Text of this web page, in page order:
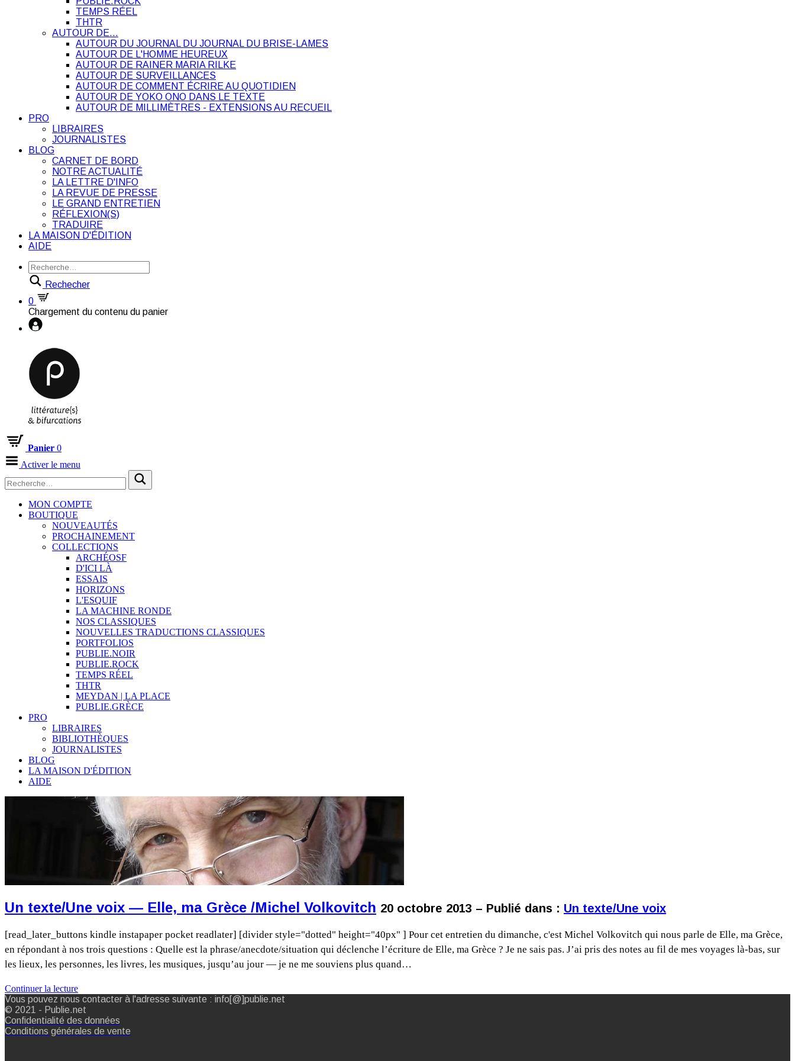
TEMPS RÉEL
THTR
AUTOUR DE…
AUTOUR DU JOURNAL DU JOURNAL DU BRISE-LAMES
AUTOUR DE L'HOMME HEUREUX
AUTOUR DE RAINER MARIA RILKE
AUTOUR DE SURVEILLANCES
AUTOUR DE COMMENT ÉCRIRE AU QUOTIDIEN
AUTOUR DE YOKO ONO DANS LE TEXTE
AUTOUR DE MILLIMÈTRES - EXTENSIONS AU RECUEIL
PRO
LIBRAIRES
JOURNALISTES
BLOG
CARNET DE BORD
NOTRE ACTUALITÉ
LA LETTRE D'INFO
LA REVUE DE PRESSE
LE GRAND ENTRETIEN
RÉFLEXION(S)
TRADUIRE
LA MAISON D'ÉDITION
AIDE
Rechecher
0
Chargement du contenu du panier
Panier 0
Activer le menu
MON COMPTE
BOUTIQUE
NOUVEAUTÉS
PROCHAINEMENT
COLLECTIONS
ARCHÉOSF
D'ICI LÀ
ESSAIS
HORIZONS
L'ESQUIF
LA MACHINE RONDE
NOS CLASSIQUES
NOUVELLES TRADUCTIONS CLASSIQUES
PORTFOLIOS
PUBLIE.NOIR
PUBLIE.ROCK
TEMPS RÉEL
THTR
MEYDAN | LA PLACE
PUBLIE.GRÈCE
PRO
LIBRAIRES
BIBLIOTHÈQUES
JOURNALISTES
BLOG
LA MAISON D'ÉDITION
AIDE
Un texte/Une voix — Elle, ma Grèce /Michel Volkovitch 20 octobre 2013 – Publié dans : Un texte/Une voix
[read_later_buttons kindle instapaper pocket readlater] [divider style="dotted" height="40px" ] Pour cet entretien du dimanche, c'est Michel Volkovitch qui nous parle de Elle, ma Grèce,
en répondant à nos trois questions : Quelle est la phrase/anecdote/situation qui déclenche l’écriture de Elle, ma Grèce ? Je ne sais pas. J’ai pris des notes au fil de mes voyages là-bas, sur
les lieux, les personnes, les livres, les musiques, jusqu’au jour — je ne me souviens plus quand…
Continuer la lecture
Vous pouvez nous contacter à l'adresse suivante : info[@]publie.net
© 2021 - Publie.net
Confidentialité des données
Conditions générales de vente